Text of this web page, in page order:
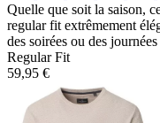
Quelle que soit la saison,
regular fit extrêmement
des soirées ou des
Regular Fit
59,95 €